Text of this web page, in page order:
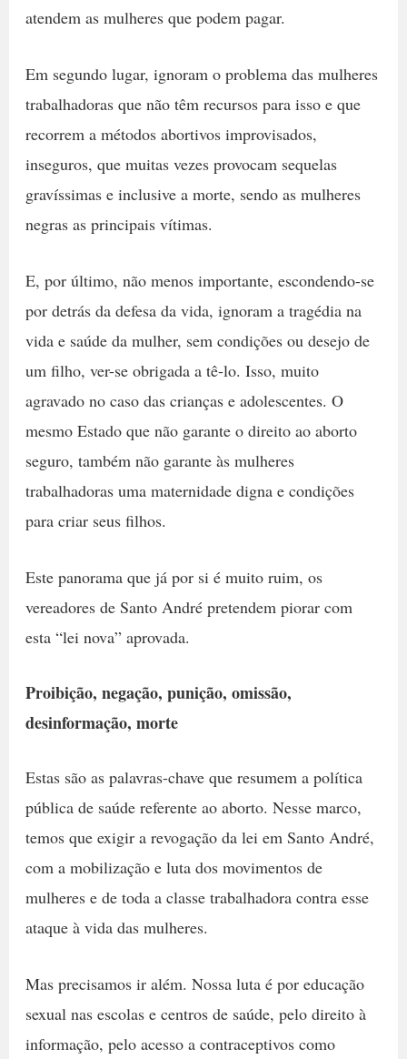
atendem as mulheres que podem pagar.
Em segundo lugar, ignoram o problema das mulheres
trabalhadoras que não têm recursos para isso e que
recorrem a métodos abortivos improvisados,
inseguros, que muitas vezes provocam sequelas
gravíssimas e inclusive a morte, sendo as mulheres
negras as principais vítimas.
E, por último, não menos importante, escondendo-se
por detrás da defesa da vida, ignoram a tragédia na
vida e saúde da mulher, sem condições ou desejo de
um filho, ver-se obrigada a tê-lo. Isso, muito
agravado no caso das crianças e adolescentes. O
mesmo Estado que não garante o direito ao aborto
seguro, também não garante às mulheres
trabalhadoras uma maternidade digna e condições
para criar seus filhos.
Este panorama que já por si é muito ruim, os
vereadores de Santo André pretendem piorar com
esta “lei nova” aprovada.
Proibição, negação, punição, omissão,
desinformação, morte
Estas são as palavras-chave que resumem a política
pública de saúde referente ao aborto. Nesse marco,
temos que exigir a revogação da lei em Santo André,
com a mobilização e luta dos movimentos de
mulheres e de toda a classe trabalhadora contra esse
ataque à vida das mulheres.
Mas precisamos ir além. Nossa luta é por educação
sexual nas escolas e centros de saúde, pelo direito à
informação, pelo acesso a contraceptivos como